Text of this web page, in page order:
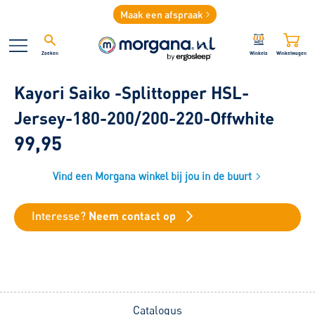
Maak een afspraak
Zoeken Winkels Winkelwagen
Kayori Saiko -Splittopper HSL-
Jersey-180-200/200-220-Offwhite
99,95
Vind een Morgana winkel bij jou in de buurt
Interesse? Neem contact op
Catalogus